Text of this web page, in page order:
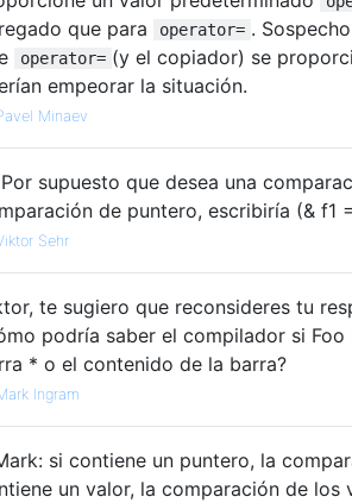
que para
operator= .
operator= (y el copiador) se
empeorar la situación.
Minaev
Por supuesto que desea una
de puntero, escribiría (& f1
Sehr
te sugiero que reconsideres tu
podría saber el compilador si
* o el contenido de la barra?
Ingram
si contiene un puntero, la
un valor, la comparación de los